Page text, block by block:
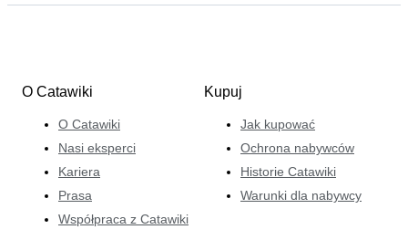
stanie. Ruth uwielbia współpracować z nabywcami,
O Catawiki
O Catawiki
Nasi eksperci
Kariera
Prasa
Współpraca z Catawiki
Kupuj
Jak kupować
Ochrona nabywców
Historie Catawiki
Warunki dla nabywcy